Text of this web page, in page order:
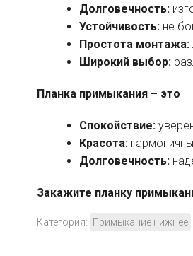
Долговечность:
Устойчивость:не
Простота монтажа:
Широкий выбор:
Планка примыкания – это
Спокойствие:
Красота:
Долговечность:
Закажите планку
Категория: Примыкание нижнее